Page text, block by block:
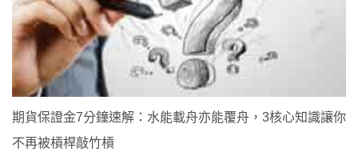
期貨保證金7分鐘速解：水能載舟亦能覆舟，3核心知識讓你
不再被槓桿敲竹槓